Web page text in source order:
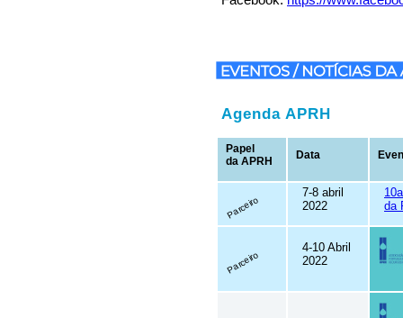
Agenda APRH
Papel
da APRH
Data
Parceiro
7-8 abril
2022
da
Parceiro
4-10 Abril
2022